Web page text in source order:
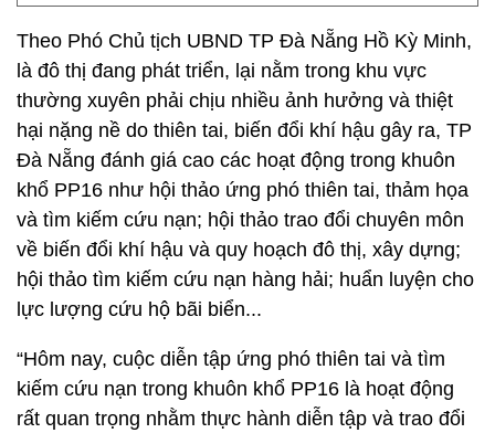
Theo Phó Chủ tịch UBND TP Đà Nẵng Hồ Kỳ Minh,
là đô thị đang phát triển, lại nằm trong khu vực
thường xuyên phải chịu nhiều ảnh hưởng và thiệt
hại nặng nề do thiên tai, biến đổi khí hậu gây ra, TP
Đà Nẵng đánh giá cao các hoạt động trong khuôn
khổ PP16 như hội thảo ứng phó thiên tai, thảm họa
và tìm kiếm cứu nạn; hội thảo trao đổi chuyên môn
về biến đổi khí hậu và quy hoạch đô thị, xây dựng;
hội thảo tìm kiếm cứu nạn hàng hải; huẩn luyện cho
lực lượng cứu hộ bãi biển...
“Hôm nay, cuộc diễn tập ứng phó thiên tai và tìm
kiếm cứu nạn trong khuôn khổ PP16 là hoạt động
rất quan trọng nhằm thực hành diễn tập và trao đổi